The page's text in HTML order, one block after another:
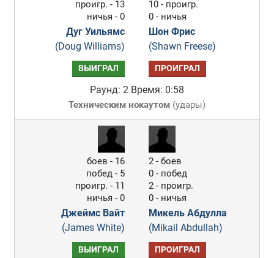
проигр. - 13
ничья - 0
Дуг Уильямс
(Doug Williams)
10 - проигр.
0 - ничья
Шон Фрис
(Shawn Freese)
ВЫИГРАЛ ПРОИГРАЛ
Раунд: 2 Время: 0:58
Техническим нокаутом(удары)
боев - 16
побед - 5
проигр. - 11
ничья - 0
Джеймс Вайт
(James White)
2 - боев
0 - побед
2 - проигр.
0 - ничья
Микель Абдулла
(Mikail Abdullah)
ВЫИГРАЛ ПРОИГРАЛ